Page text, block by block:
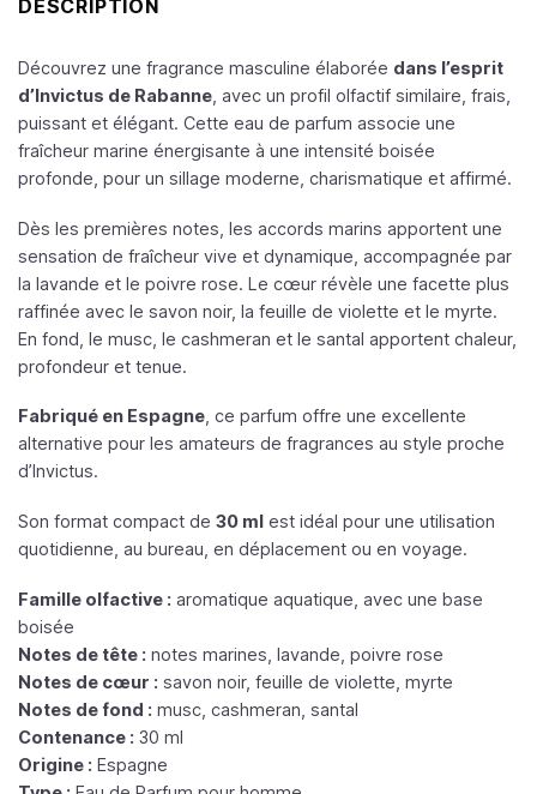
DESCRIPTION
Découvrez une fragrance masculine élaborée dans l’esprit
d’Invictus de Rabanne , avec un profil olfactif similaire, frais,
puissant et élégant. Cette eau de parfum associe une
fraîcheur marine énergisante à une intensité boisée
profonde, pour un sillage moderne, charismatique et affirmé.
Dès les premières notes, les accords marins apportent une
sensation de fraîcheur vive et dynamique, accompagnée par
la lavande et le poivre rose. Le cœur révèle une facette plus
raffinée avec le savon noir, la feuille de violette et le myrte.
En fond, le musc, le cashmeran et le santal apportent chaleur,
profondeur et tenue.
Fabriqué en Espagne , ce parfum offre une excellente
alternative pour les amateurs de fragrances au style proche
d’Invictus.
Son format compact de 30 ml est idéal pour une utilisation
quotidienne, au bureau, en déplacement ou en voyage.
Famille olfactive : aromatique aquatique, avec une base
boisée
Notes de tête : notes marines, lavande, poivre rose
Notes de cœur : savon noir, feuille de violette, myrte
Notes de fond : musc, cashmeran, santal
Contenance : 30 ml
Origine : Espagne